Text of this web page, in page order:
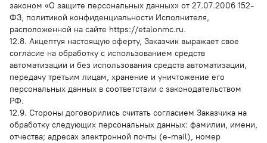
законом «О защите персональных данных» от 27.07.2006 152-
ФЗ, политикой конфиденциальности Исполнителя,
расположенной на сайте https://etalonmc.ru.
12.8. Акцептуя настоящую оферту, Заказчик выражает свое
согласие на обработку с использованием средств
автоматизации и без использования средств автоматизации,
передачу третьим лицам, хранение и уничтожение его
персональных данных в соответствии с законодательством
РФ.
12.9. Стороны договорились считать согласием Заказчика на
обработку следующих персональных данных: фамилии, имени,
отчества; адресах электронной почты (е-mail), номер